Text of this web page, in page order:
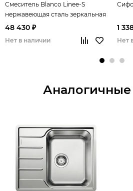
Смеситель Blanco Linee-S
нержавеющая сталь зеркальная
полировка
48 430 ₽
Нет в наличии
1
Нет
Аналогичные